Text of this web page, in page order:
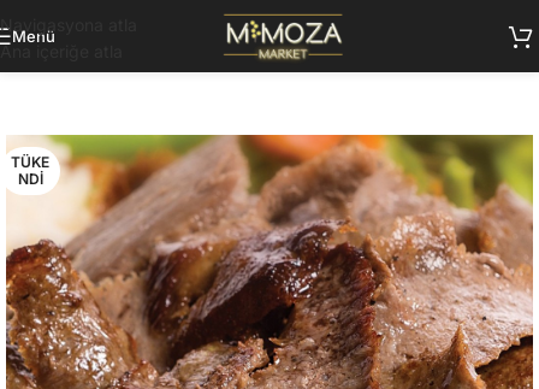
Navigasyona atla
Ana içeriğe atla
Menü
TÜKE
NDI